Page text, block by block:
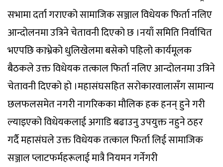
सभामा दर्ता गराएको सामाजिक सञ्जाल विधेयक फिर्ता नलिए
आन्दोलनमा उत्रिने चेतावनी दिएको छ ।नयाँ समिति निर्वाचित
भएपछि काभ्रेको धुलिखेलमा बसेको पहिलो कार्यमूलक
बैठकले उक्त विधेयक तत्काल फिर्ता नलिए आन्दोलनमा उत्रिने
चेतावनी दिएको हो ।महासंघसहित सरोकारवालासँग सामान्य
छलफलसमेत नगरी नागरिकका मौलिक हक हनन् हुने गरी
ल्याइएको विधेयकलाई अगाडि बढाउनु उपयुक्त नहुने ठहर
गर्दै महासंघले उक्त विधेयक तत्काल फिर्ता लिई सामाजिक
सञ्जाल प्लाटफर्महरूलाई मात्रै नियमन गर्नेगरी